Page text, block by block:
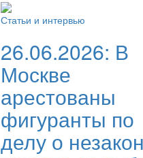
Статьи и интервью
26.06.2026: В
Москве
арестованы
фигуранты по
делу о